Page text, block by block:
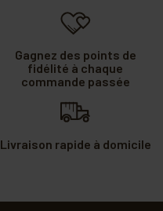
Gagnez des points de
fidélité à chaque
commande passée
Livraison rapide à domicile